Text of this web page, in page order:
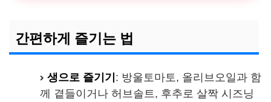
간편하게 즐기는 법
생으로 즐기기 : 방울토마토, 올리브오일과 함
께 곁들이거나 허브솔트, 후추로 살짝 시즈닝